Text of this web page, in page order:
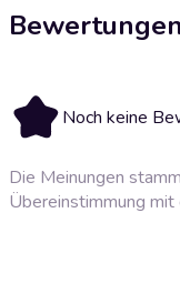
Noch keine
Die Meinungen
Übereinstimmung mit